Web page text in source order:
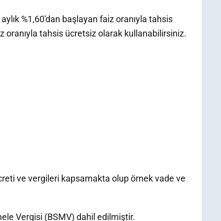
%1,60'dan başlayan faiz oranıyla tahsis
oranıyla tahsis ücretsiz olarak kullanabilirsiniz.
ve vergileri kapsamakta olup örnek vade ve
Vergisi (BSMV) dahil edilmiştir.